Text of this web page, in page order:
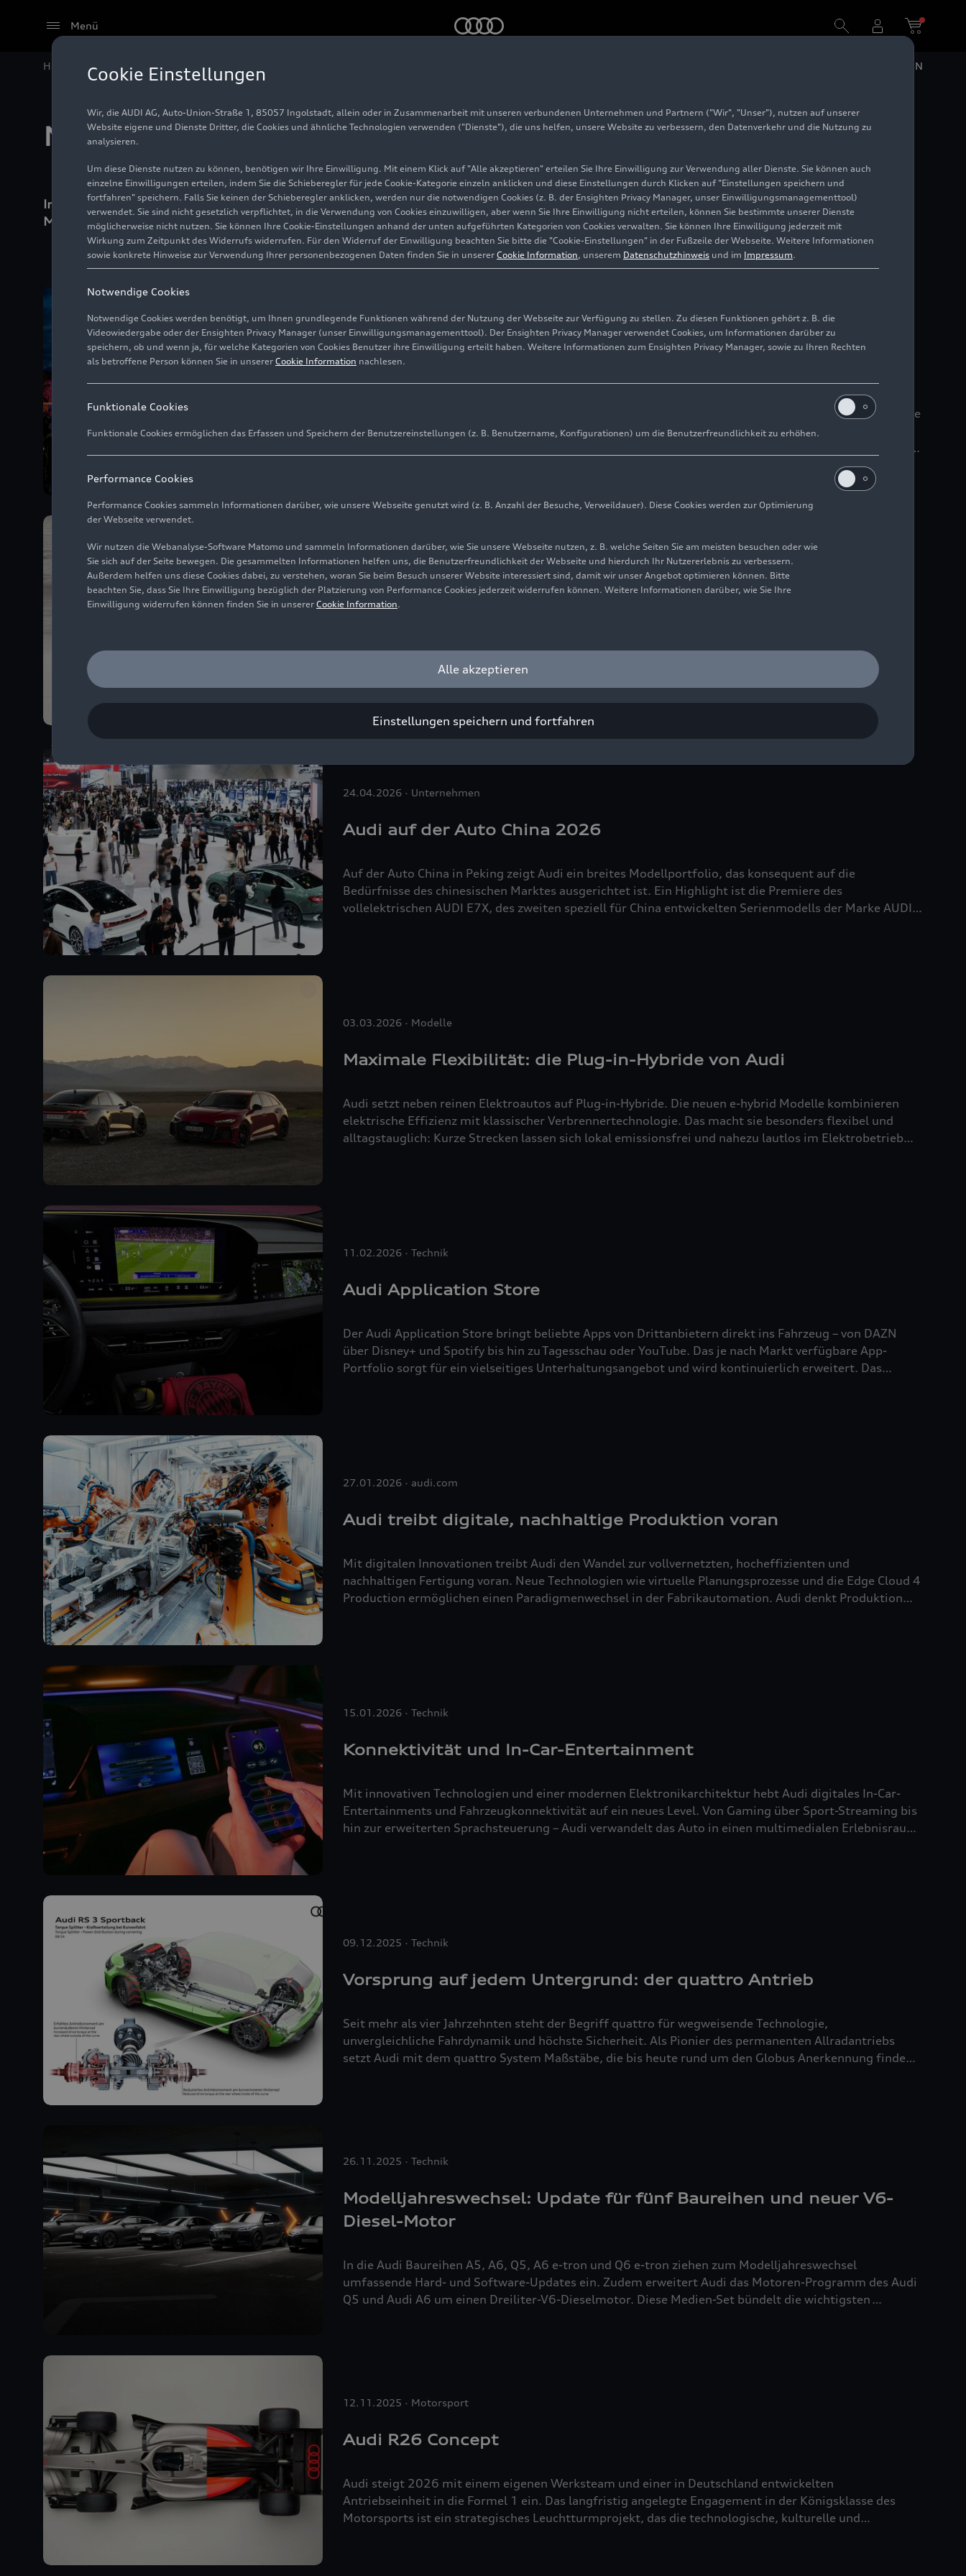
Menü
Home Audi Media Center Medien-Sets EN
Medien-Sets
In diesem Bereich finden Sie alle Medien-Sets rund um die aktuellen Themen und Nachrichten der AUDI AG – von neuesten
Modellen über die wichtigsten Messen bis hin zu Motorsportveranstaltungen oder Kulturevents.
19.07.2026 audi.com
Audi Sommerkonzerte 2026
Junge Talente, eine Crossover-Produktion und Klassik unter freiem Himmel: Die Audi Sommerkonzerte
2026 laden vom 26. Juni bis 26. Juli zu einem Festival der musikalischen Begegnungen ein. Ein
und Urban Dance vereint. Hinzu kommt ein vielfältiges Programm für die ganze Familie.
12.06.2026 Unternehmen
Audi Nuvolari
beschleunigt den technologischen Aufbruch der Marke. Limitiert auf 499 Exemplare, 1.001 PS stark
und über 350 km/h schnell ist der von der Formel 1 inspirierte Nuvolari
das leistungsstärkste und
Supersportwagen das erste Serienmodell ihrer neuen Designphilosophie.
24.04.2026 Unternehmen
Audi auf der Auto China 2026
Auf der Auto China in Peking zeigt Audi ein breites Modellportfolio, das konsequent auf die
Bedürfnisse des chinesischen Marktes ausgerichtet ist. Ein Highlight ist die Premiere des
vollelektrischen AUDI E7X, des zweiten speziell für China entwickelten Serienmodells der Marke AUDI.
03.03.2026 Modelle
Maximale Flexibilität: die Plug-in-Hybride von Audi
Audi setzt neben reinen Elektroautos auf Plug-in-Hybride. Die neuen e-hybrid Modelle kombinieren
elektrische Effizienz mit klassischer Verbrennertechnologie. Das macht sie besonders flexibel und
alltagstauglich: Kurze Strecken lassen sich lokal emissionsfrei und nahezu lautlos im Elektrobetrieb
11.02.2026 Technik
Audi Application Store
Der Audi Application Store bringt beliebte Apps von Drittanbietern direkt ins Fahrzeug – von DAZN
über Disney+ und Spotify bis hin zu Tagesschau oder YouTube. Das je nach Markt verfügbare App-
Portfolio sorgt für ein vielseitiges Unterhaltungsangebot und wird kontinuierlich erweitert. Das
27.01.2026 audi.com
Audi treibt digitale, nachhaltige Produktion voran
Mit digitalen Innovationen treibt Audi den Wandel zur vollvernetzten, hocheffizienten und
nachhaltigen Fertigung voran. Neue Technologien wie virtuelle Planungsprozesse und die Edge Cloud 4
Production ermöglichen einen Paradigmenwechsel in der Fabrikautomation. Audi denkt Produktion
15.01.2026 Technik
Konnektivität und In-Car-Entertainment
Mit innovativen Technologien und einer modernen Elektronikarchitektur hebt Audi digitales In-Car-
Entertainments und Fahrzeugkonnektivität auf ein neues Level. Von Gaming über Sport-Streaming bis
hin zur erweiterten Sprachsteuerung – Audi verwandelt das Auto in einen multimedialen Erlebnisraum.
09.12.2025 Technik
Vorsprung auf jedem Untergrund: der quattro Antrieb
Seit mehr als vier Jahrzehnten steht der Begriff quattro für wegweisende Technologie,
unvergleichliche Fahrdynamik und höchste Sicherheit. Als Pionier des permanenten Allradantriebs
setzt Audi mit dem quattro System Maßstäbe, die bis heute rund um den Globus Anerkennung finden.
26.11.2025 Technik
Modelljahreswechsel: Update für fünf Baureihen und neuer V6-
Diesel-Motor
In die Audi Baureihen A5, A6, Q5, A6 e-tron und Q6 e-tron ziehen zum Modelljahreswechsel
umfassende Hard- und Software-Updates ein. Zudem erweitert Audi das Motoren-Programm des Audi
Q5 und Audi A6 um einen Dreiliter-V6-Dieselmotor. Diese Medien-Set bündelt die wichtigsten
12.11.2025 Motorsport
Audi R26 Concept
Audi steigt 2026 mit einem eigenen Werksteam und einer in Deutschland entwickelten
Antriebseinheit in die Formel 1 ein. Das langfristig angelegte Engagement in der Königsklasse des
Motorsports ist ein strategisches Leuchtturmprojekt, das die technologische, kulturelle und
Cookie Einstellungen
Wir, die AUDI AG, Auto-Union-Straße 1, 85057 Ingolstadt, allein oder in Zusammenarbeit mit unseren verbundenen Unternehmen und Partnern ("Wir", "Unser"), nutzen auf unserer
Website eigene und Dienste Dritter, die Cookies und ähnliche Technologien verwenden ("Dienste"), die uns helfen, unsere Website zu verbessern, den Datenverkehr und die Nutzung zu
analysieren.
Um diese Dienste nutzen zu können, benötigen wir Ihre Einwilligung. Mit einem Klick auf "Alle akzeptieren" erteilen Sie Ihre Einwilligung zur Verwendung aller Dienste. Sie können auch
einzelne Einwilligungen erteilen, indem Sie die Schieberegler für jede Cookie-Kategorie einzeln anklicken und diese Einstellungen durch Klicken auf "Einstellungen speichern und
fortfahren" speichern. Falls Sie keinen der Schieberegler anklicken, werden nur die notwendigen Cookies (z. B. der Ensighten Privacy Manager, unser Einwilligungsmanagementtool)
verwendet. Sie sind nicht gesetzlich verpflichtet, in die Verwendung von Cookies einzuwilligen, aber wenn Sie Ihre Einwilligung nicht erteilen, können Sie bestimmte unserer Dienste
möglicherweise nicht nutzen. Sie können Ihre Cookie-Einstellungen anhand der unten aufgeführten Kategorien von Cookies verwalten. Sie können Ihre Einwilligung jederzeit mit
Wirkung zum Zeitpunkt des Widerrufs widerrufen. Für den Widerruf der Einwilligung beachten Sie bitte die "Cookie-Einstellungen" in der Fußzeile der Webseite. Weitere Informationen
sowie konkrete Hinweise zur Verwendung Ihrer personenbezogenen Daten finden Sie in unserer Cookie Information, unserem Datenschutzhinweis und im Impressum.
Notwendige Cookies
Notwendige Cookies werden benötigt, um Ihnen grundlegende Funktionen während der Nutzung der Webseite zur Verfügung zu stellen. Zu diesen Funktionen gehört z. B. die
Videowiedergabe oder der Ensighten Privacy Manager (unser Einwilligungsmanagementtool). Der Ensighten Privacy Manager verwendet Cookies, um Informationen darüber zu
speichern, ob und wenn ja, für welche Kategorien von Cookies Benutzer ihre Einwilligung erteilt haben. Weitere Informationen zum Ensighten Privacy Manager, sowie zu Ihren Rechten
als betroffene Person können Sie in unserer Cookie Information nachlesen.
Funktionale Cookies
Funktionale Cookies ermöglichen das Erfassen und Speichern der Benutzereinstellungen (z. B. Benutzername, Konfigurationen) um die Benutzerfreundlichkeit zu erhöhen.
Performance Cookies
Performance Cookies sammeln Informationen darüber, wie unsere Webseite genutzt wird (z. B. Anzahl der Besuche, Verweildauer). Diese Cookies werden zur Optimierung
der Webseite verwendet.
Wir nutzen die Webanalyse-Software Matomo und sammeln Informationen darüber, wie Sie unsere Webseite nutzen, z. B. welche Seiten Sie am meisten besuchen oder wie
Sie sich auf der Seite bewegen. Die gesammelten Informationen helfen uns, die Benutzerfreundlichkeit der Webseite und hierdurch Ihr Nutzererlebnis zu verbessern.
Außerdem helfen uns diese Cookies dabei, zu verstehen, woran Sie beim Besuch unserer Website interessiert sind, damit wir unser Angebot optimieren können. Bitte
beachten Sie, dass Sie Ihre Einwilligung bezüglich der Platzierung von Performance Cookies jederzeit widerrufen können. Weitere Informationen darüber, wie Sie Ihre
Einwilligung widerrufen können finden Sie in unserer Cookie Information.
Alle akzeptieren
Einstellungen speichern und fortfahren